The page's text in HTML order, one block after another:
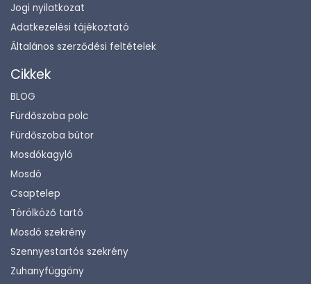
Jogi nyilatkozat
Adatkezelési tájékoztató
Általános szerződési feltételek
Cikkek
BLOG
Fürdőszoba polc
Fürdőszoba bútor
Mosdókagyló
Mosdó
Csaptelep
Törölköző tartó
Mosdó szekrény
Szennyestartós szekrény
Zuhanyfüggöny